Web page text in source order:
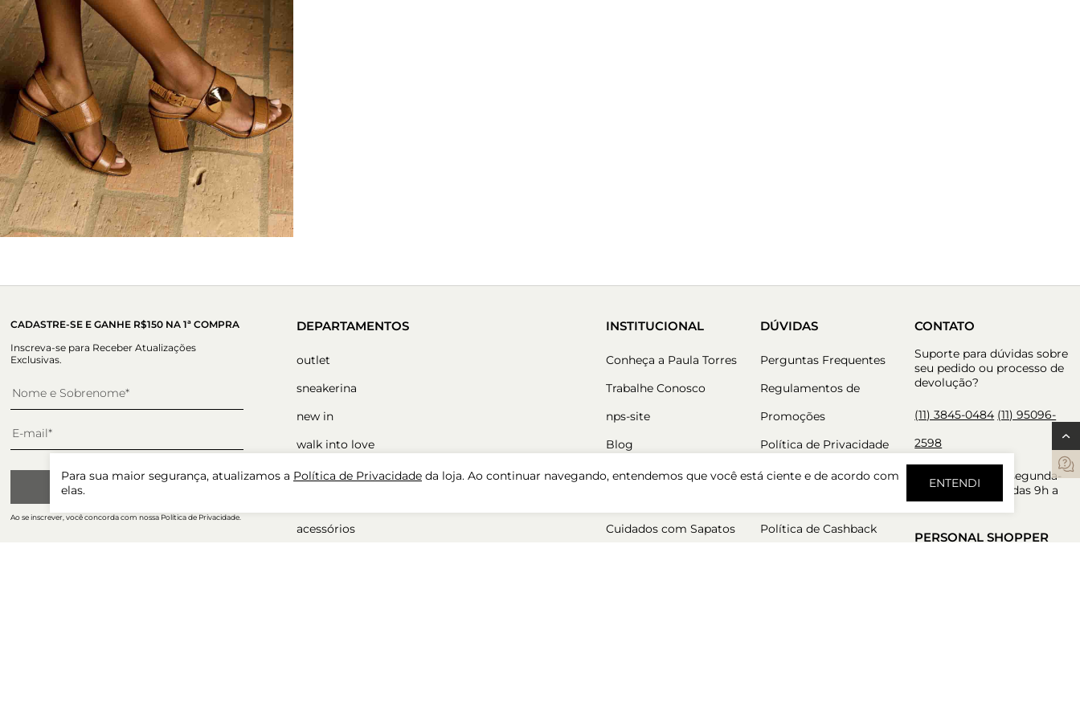
Para sua maior segurança, atualizamos a Política de Privacidade da loja. Ao continuar navegando, entendemos que você está ciente e de acordo com
elas.
ENTENDI
CADASTRE-SE E GANHE R$150 NA 1ª COMPRA
Inscreva-se para Receber Atualizações
Exclusivas.
CADASTRAR
Ao se inscrever, você concorda com nossa Política de Privacidade.
DEPARTAMENTOS
outlet
sneakerina
new in
walk into love
sapatos
acessórios
INSTITUCIONAL
Conheça a Paula Torres
Trabalhe Conosco
nps-site
Blog
Nossas Lojas
Cuidados com Sapatos
DÚVIDAS
Perguntas Frequentes
Regulamentos de
Promoções
Política de Privacidade
Trocas e Devoluções
Política de Cashback
CONTATO
Suporte para dúvidas sobre
seu pedido ou processo de
devolução?
(11) 3845-0484 (11) 95096-
2598
Atendimento de segunda-
feira a sexta-feira das 9h a
18h.
PERSONAL SHOPPER